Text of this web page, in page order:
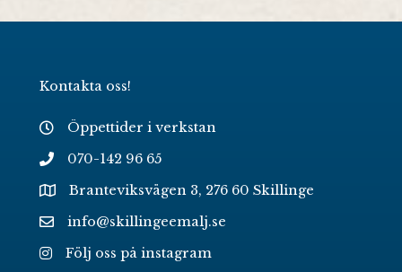
Kontakta oss!
Öppettider i verkstan
070-142 96 65
Branteviksvägen 3, 276 60 Skillinge
info@skillingeemalj.se
Följ oss på instagram